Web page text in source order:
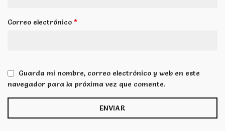
Correo electrónico *
Guarda mi nombre, correo electrónico y web en este
navegador para la próxima vez que comente.